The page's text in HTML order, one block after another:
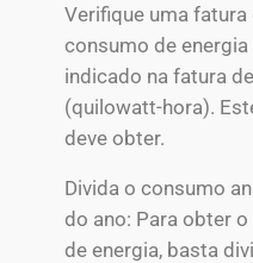
Verifique uma fatura
consumo de
indicado na fatura
(quilowatt-hora).
deve obter.
Divida o consumo
do ano: Para obter
de energia, basta